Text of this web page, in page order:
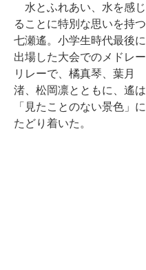
水とふれあい、水を感じ
ることに特別な思いを持つ
七瀬遙。小学生時代最後に
出場した大会でのメドレー
リレーで、橘真琴、葉月
渚、松岡凛とともに、遙は
「見たことのない景色」に
たどり着いた。